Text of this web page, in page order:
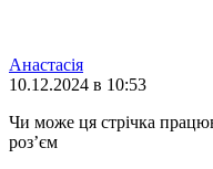
Анастасія
10.12.2024 в 10:53
Чи може ця стрічка
розʼєм